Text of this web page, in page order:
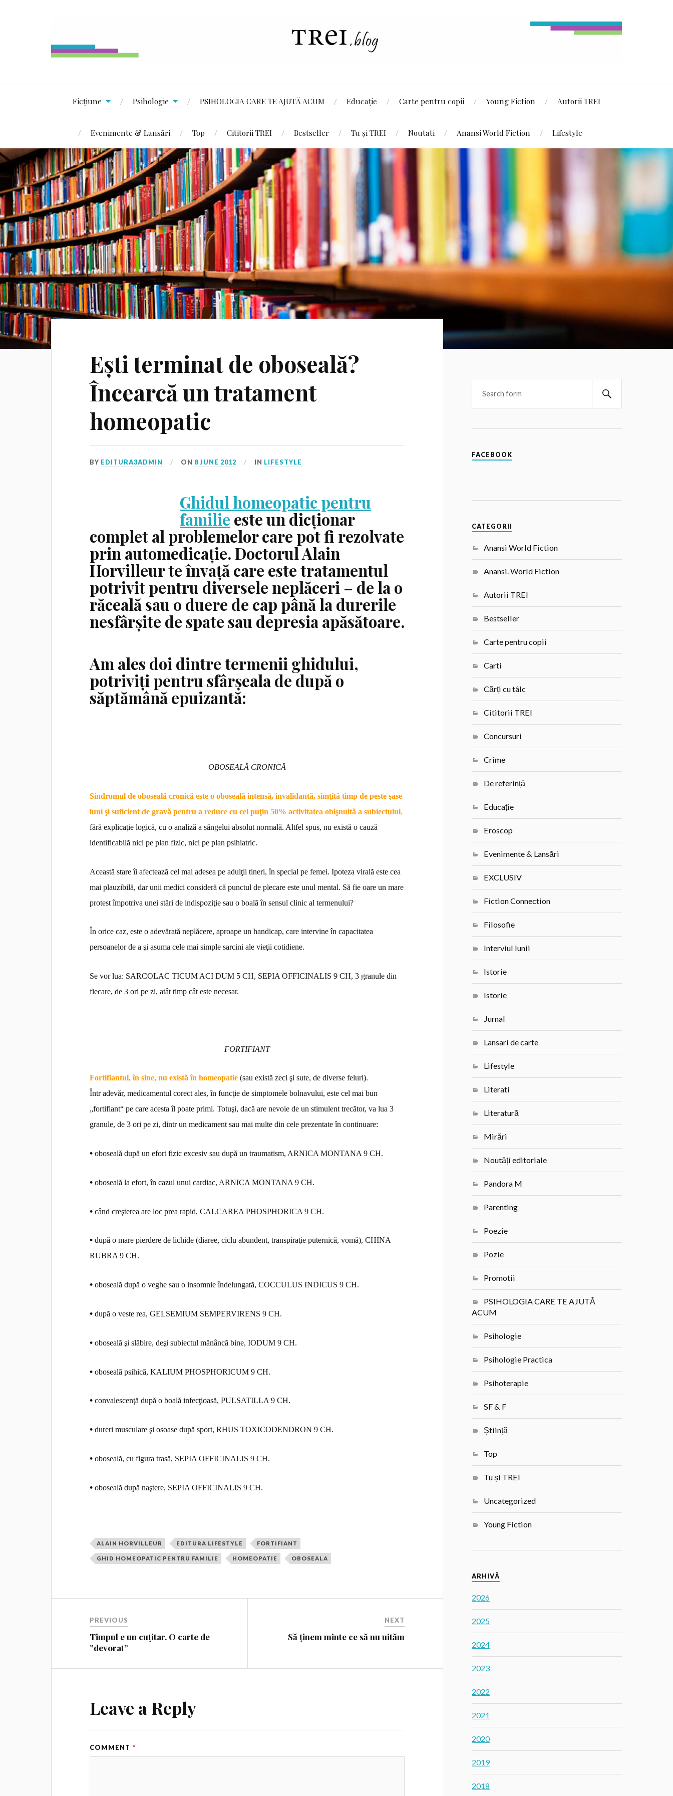
Ficțiune Psihologie PSIHOLOGIA CARE TE AJUTĂ ACUM Educație Carte pentru copii Young Fiction Autorii TREI
Evenimente & Lansări Top Cititorii TREI Bestseller Tu și TREI Noutati Anansi World Fiction Lifestyle
Ești terminat de oboseală?
Încearcă un tratament
homeopatic
BY EDITURA3ADMIN ON 8 JUNE 2012 IN LIFESTYLE
Ghidul homeopatic pentru
familie este un dicționar
complet al problemelor care pot fi rezolvate
prin automedicație. Doctorul Alain
Horvilleur te învață care este tratamentul
potrivit pentru diversele neplăceri – de la o
răceală sau o duere de cap până la durerile
nesfârșite de spate sau depresia apăsătoare.
Am ales doi dintre termenii ghidului,
potriviți pentru sfârșeala de după o
săptămână epuizantă:
OBOSEALĂ CRONICĂ
Sindromul de oboseală cronică este o oboseală intensă, invalidantă, simţită timp de peste şase
luni şi suficient de gravă pentru a reduce cu cel puţin 50% activitatea obişnuită a subiectului,
fără explicaţie logică, cu o analiză a sângelui absolut normală. Altfel spus, nu există o cauză
identificabilă nici pe plan fizic, nici pe plan psihiatric.
Această stare îi afectează cel mai adesea pe adulţii tineri, în special pe femei. Ipoteza virală este cea
mai plauzibilă, dar unii medici consideră că punctul de plecare este unul mental. Să fie oare un mare
protest împotriva unei stări de indispoziţie sau o boală în sensul clinic al termenului?
În orice caz, este o adevărată neplăcere, aproape un handicap, care intervine în capacitatea
persoanelor de a şi asuma cele mai simple sarcini ale vieţii cotidiene.
Se vor lua: SARCOLAC TICUM ACI DUM 5 CH, SEPIA OFFICINALIS 9 CH, 3 granule din
fiecare, de 3 ori pe zi, atât timp cât este necesar.
FORTIFIANT
Fortifiantul, în sine, nu există în homeopatie (sau există zeci şi sute, de diverse feluri).
Într adevăr, medicamentul corect ales, în funcţie de simptomele bolnavului, este cel mai bun
„fortifiant“ pe care acesta îl poate primi. Totuşi, dacă are nevoie de un stimulent trecător, va lua 3
granule, de 3 ori pe zi, dintr un medicament sau mai multe din cele prezentate în continuare:
•oboseală după un efort fizic excesiv sau după un traumatism, ARNICA MONTANA 9 CH.
•oboseală la efort, în cazul unui cardiac, ARNICA MONTANA 9 CH.
•când creşterea are loc prea rapid, CALCAREA PHOSPHORICA 9 CH.
•după o mare pierdere de lichide (diaree, ciclu abundent, transpiraţie puternică, vomă), CHINA
RUBRA 9 CH.
•oboseală după o veghe sau o insomnie îndelungată, COCCULUS INDICUS 9 CH.
•după o veste rea, GELSEMIUM SEMPERVIRENS 9 CH.
•oboseală şi slăbire, deşi subiectul mănâncă bine, IODUM 9 CH.
•oboseală psihică, KALIUM PHOSPHORICUM 9 CH.
•convalescenţă după o boală infecţioasă, PULSATILLA 9 CH.
•dureri musculare şi osoase după sport, RHUS TOXICODENDRON 9 CH.
•oboseală, cu figura trasă, SEPIA OFFICINALIS 9 CH.
•oboseală după naştere, SEPIA OFFICINALIS 9 CH.
ALAIN HORVILLEUR EDITURA LIFESTYLE FORTIFIANT
GHID HOMEOPATIC PENTRU FAMILIE HOMEOPATIE OBOSEALA
PREVIOUS
Timpul e un cuțitar. O carte de
”devorat”
NEXT
Să ţinem minte ce să nu uităm
Leave a Reply
COMMENT *
FACEBOOK
CATEGORII
Anansi World Fiction
Anansi. World Fiction
Autorii TREI
Bestseller
Carte pentru copii
Carti
Cărți cu tâlc
Cititorii TREI
Concursuri
Crime
De referință
Educație
Eroscop
Evenimente & Lansări
EXCLUSIV
Fiction Connection
Filosofie
Interviul lunii
Istorie
Istorie
Jurnal
Lansari de carte
Lifestyle
Literati
Literatură
Mirări
Noutăți editoriale
Pandora M
Parenting
Poezie
Pozie
Promotii
PSIHOLOGIA CARE TE AJUTĂ
ACUM
Psihologie
Psihologie Practica
Psihoterapie
SF & F
Știință
Top
Tu și TREI
Uncategorized
Young Fiction
ARHIVĂ
2026
2025
2024
2023
2022
2021
2020
2019
2018